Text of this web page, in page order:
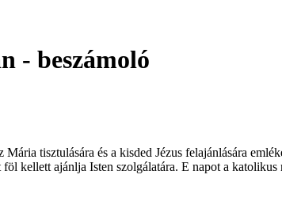
- beszámoló
tisztulására és a kisded Jézus felajánlására
kellett ajánlja Isten szolgálatára. E napot a